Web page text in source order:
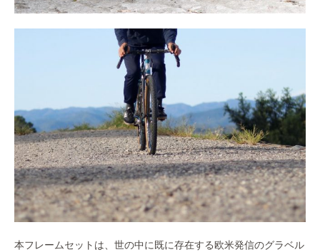
本フレームセットは、世の中に既に存在する欧米発信のグラベル